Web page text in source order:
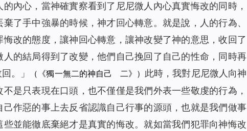
內心，當神確實察看到了尼尼微人內心真實悔改的同時，
了手中強暴的時候，神才回心轉意。就是說，人的行為、
改的態度，讓神回心轉意，讓神改變了神的意思，收回了
的結局得到了改變，他們自己挽回了自己的性命，同時再
。」
（《獨一無二的神自己 二》） 此時，我對尼尼微人向神
是只表現在口頭，也不僅僅是我們外表一些敬虔的行為，
作惡的事上去反省認識自己行事的源頭，也就是我們做事
並能徹底棄絕才是真實的悔改。就如當我們犯罪向神悔改